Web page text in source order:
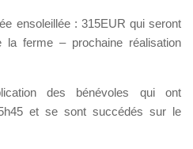
ensoleillée : 315EUR qui seront
la ferme – prochaine réalisation
des bénévoles qui ont
et se sont succédés sur le